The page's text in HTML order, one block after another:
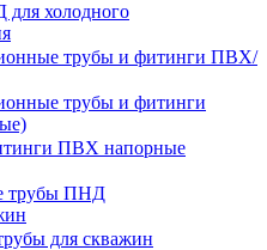
холодного
трубы и фитинги ПВХ/
трубы и фитинги
ПВХ напорные
трубы ПНД
для скважин